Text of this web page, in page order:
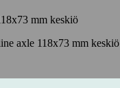
axle 118x73 mm keskiö